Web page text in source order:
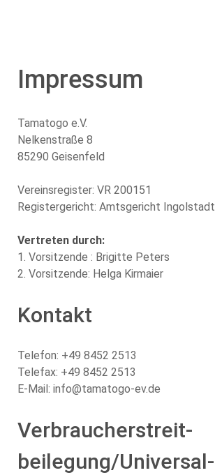
Impressum
Tamatogo e.V.
Nelkenstraße 8
85290 Geisenfeld
Vereinsregister: VR 200151
Registergericht: Amtsgericht Ingolstadt
Vertreten durch:
1. Vorsitzende : Brigitte Peters
2. Vorsitzende: Helga Kirmaier
Kontakt
Telefon: +49 8452 2513
Telefax: +49 8452 2513
E-Mail: info@tamatogo-ev.de
Verbraucher­streit­
beilegung/Universal­